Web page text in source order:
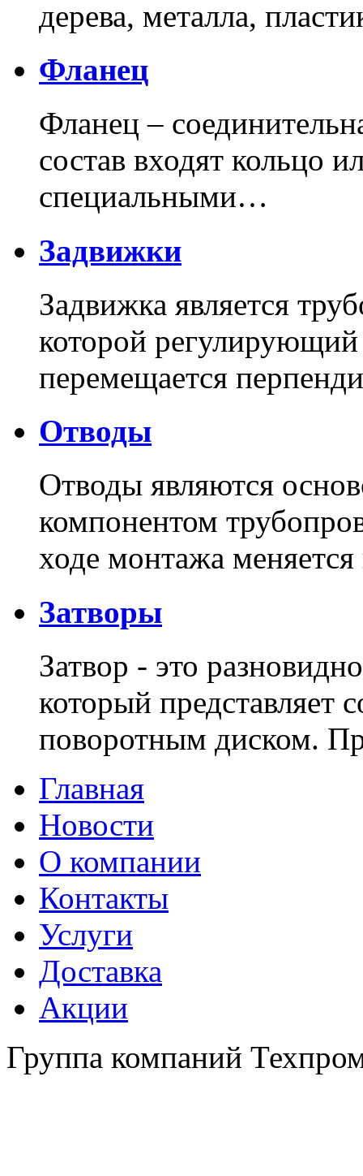
дерева, металла,
Фланец
Фланец –
состав входят кольцо
специальными…
Задвижки
Задвижка является
которой
перемещается
Отводы
Отводы являются
компонентом
ходе монтажа
Затворы
Затвор - это
который представляет
поворотным диском.
Главная
Новости
О компании
Контакты
Услуги
Доставка
Акции
Группа компаний